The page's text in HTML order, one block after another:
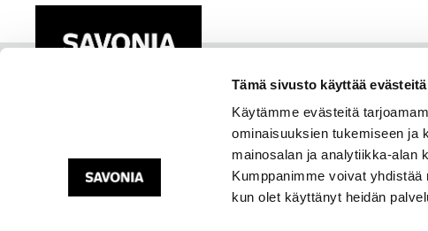
Tämä sivusto käyttää evästeitä
Käytämme evästeitä
ominaisuuksien tukemiseen ja
mainosalan ja analytiikka-alan
Kumppanimme voivat yhdistää
kun olet käyttänyt heidän